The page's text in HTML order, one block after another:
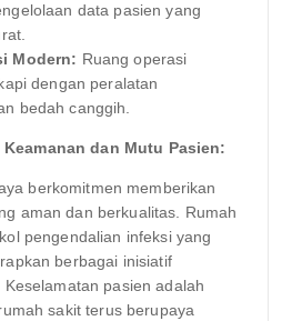
data pasien yang
Modern: Ruang operasi
dengan peralatan
bedah canggih.
dan Mutu Pasien:
berkomitmen memberikan
aman dan berkualitas. Rumah
pengendalian infeksi yang
berbagai inisiatif
pasien adalah
sakit terus berupaya